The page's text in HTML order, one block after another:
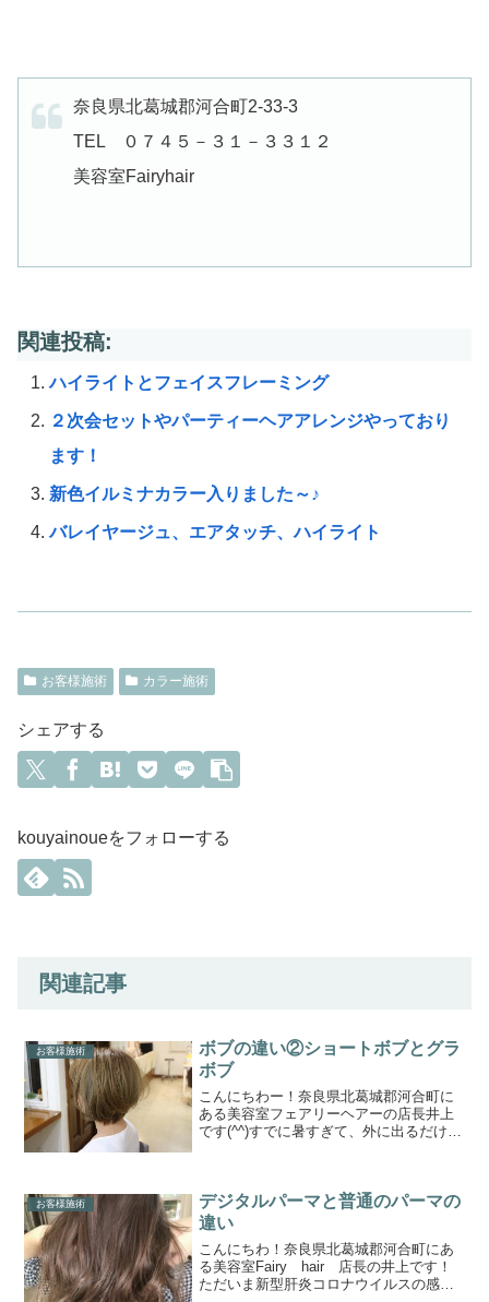
奈良県北葛城郡河合町2-33-3
TEL ０７４５－３１－３３１２
美容室Fairyhair
関連投稿:
ハイライトとフェイスフレーミング
２次会セットやパーティーヘアアレンジやっており
ます！
新色イルミナカラー入りました～♪
バレイヤージュ、エアタッチ、ハイライト
お客様施術 カラー施術
シェアする
kouyainoueをフォローする
関連記事
お客様施術
ボブの違い②ショートボブとグラ
ボブ
こんにちわー！奈良県北葛城郡河合町に
ある美容室フェアリーヘアーの店長井上
です(^^)すでに暑すぎて、外に出るだけで
今日も今日とて...
お客様施術
デジタルパーマと普通のパーマの
違い
こんにちわ！奈良県北葛城郡河合町にあ
る美容室Fairy hair 店長の井上です！
ただいま新型肝炎コロナウイルスの感染